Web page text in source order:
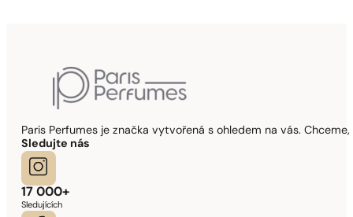
Paris Perfumes je značka vytvořená s ohledem na vás.
Sledujte nás
17 000+
Sledujících